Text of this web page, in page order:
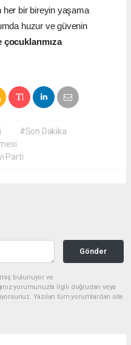
bir bireyin yaşama
huzur ve güvenin
çocuklarımıza
#Son Dakika
Parti
Gönder
bulunuyor ve
yorumunuzla ilgili doğrudan veya
Yazılan tüm yorumlardan site